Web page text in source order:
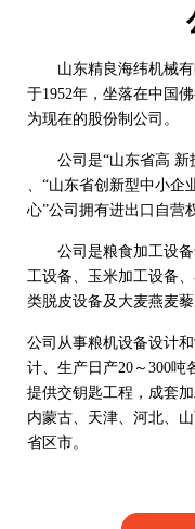
山东精良海纬机械有
于1952年，坐落在中国
为现在的股份制公司。
公司是“山东省高 新
、“山东省创新型中小
心”公司拥有进出口自营
公司是粮食加工设备
工设备、玉米加工设备
类脱皮设备及大麦燕麦
公司从事粮机设备设计
计、生产日产20～300吨
提供交钥匙工程，成套
内蒙古、天津、河北、
省区市。